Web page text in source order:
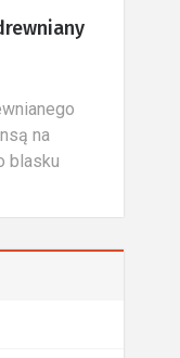
do
się